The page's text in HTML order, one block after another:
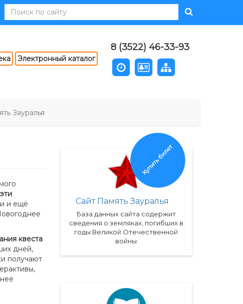
Купить билет
8 (3522) 46-33-93
Электронный каталог
Зауралья
и ещё
квеста
дней,
получают
Сайт Память Зауралья
База данных сайта содержит
сведения о земляках, погибших в
годы Великой Отечественной
войны